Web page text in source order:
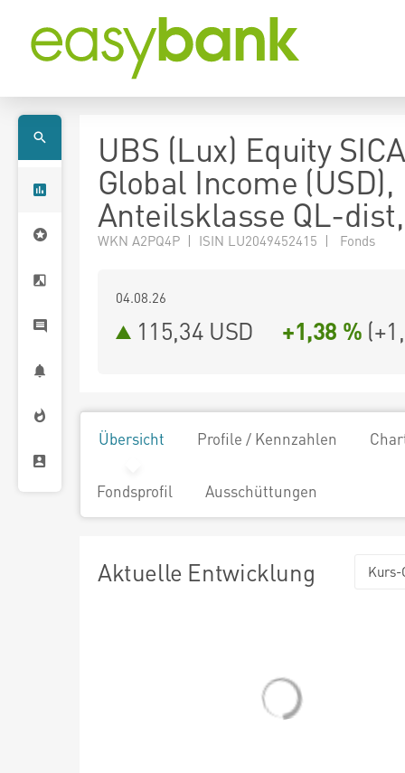
UBS (Lux) Equity
Global Income (USD),
Anteilsklasse QL-
WKN A2PQ4P | ISIN LU2049452415 | Fonds
04.08.26
115,34 USD +1,38 % (
Übersicht Profile / Kennzahlen
Fondsprofil Ausschüttungen
Aktuelle Entwicklung Kurs-